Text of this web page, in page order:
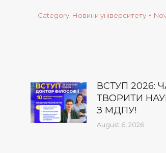
Category: Новини університету
ВСТУП 2026:
ТВОРИТИ
З МДПУ!
August 6, 2026